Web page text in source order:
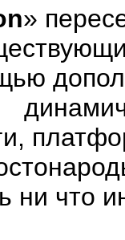
»
ни что